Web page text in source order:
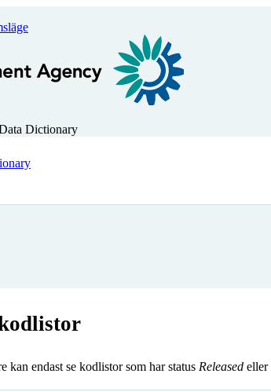
Dictionary
kan endast se kodlistor som har status Released eller